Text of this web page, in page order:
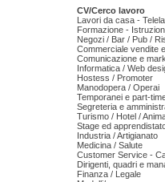
CV/Cerco lavoro
Lavori da casa -
Formazione -
Negozi / Bar / Pub /
Commerciale vendite
Comunicazione e
Informatica / Web
Hostess / Promoter
Manodopera / Operai
Temporanei e part-
Segreteria e
Turismo / Hotel /
Stage ed
Industria / Artigianato
Medicina / Salute
Customer Service -
Dirigenti, quadri e
Finanza / Legale